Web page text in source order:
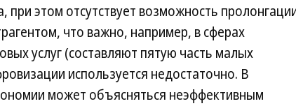
при этом отсутствует возможность
что важно, например, в сферах
услуг (составляют пятую часть малых
используется недостаточно. В
может объясняться неэффективным